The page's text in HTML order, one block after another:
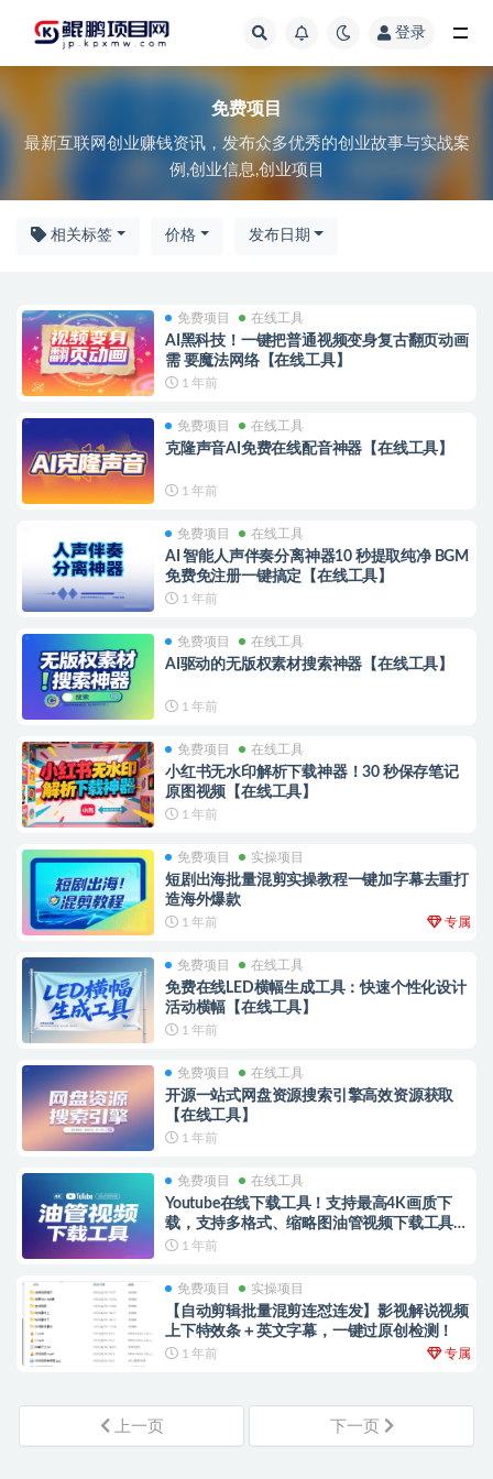
登录
免费项目
最新互联网创业赚钱资讯，发布众多优秀的创业故事与实战案
例,创业信息,创业项目
相关标签 价格 发布日期
免费项目 在线工具
AI黑科技！一键把普通视频变身复古翻页动画
需 要魔法网络【在线工具】
1 年前
免费项目 在线工具
克隆声音AI免费在线配音神器【在线工具】
1 年前
免费项目 在线工具
AI 智能人声伴奏分离神器10 秒提取纯净 BGM
免费免注册一键搞定【在线工具】
1 年前
免费项目 在线工具
AI驱动的无版权素材搜索神器【在线工具】
1 年前
免费项目 在线工具
小红书无水印解析下载神器！30 秒保存笔记
原图视频【在线工具】
1 年前
免费项目 实操项目
短剧出海批量混剪实操教程一键加字幕去重打
造海外爆款
1 年前 专属
免费项目 在线工具
免费在线LED横幅生成工具：快速个性化设计
活动横幅【在线工具】
1 年前
免费项目 在线工具
开源一站式网盘资源搜索引擎高效资源获取
【在线工具】
1 年前
免费项目 在线工具
Youtube在线下载工具！支持最高4K画质下
载，支持多格式、缩略图油管视频下载工具
【在线工具】
1 年前
免费项目 实操项目
【自动剪辑批量混剪连怼连发】影视解说视频
上下特效条＋英文字幕，一键过原创检测！
1 年前 专属
上一页 下一页